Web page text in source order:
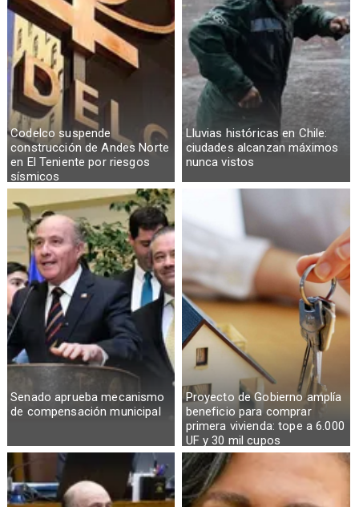
Codelco suspende
construcción de Andes Norte
en El Teniente por riesgos
sísmicos
Lluvias históricas en Chile:
ciudades alcanzan máximos
nunca vistos
Senado aprueba mecanismo
de compensación municipal
Proyecto de Gobierno amplía
beneficio para comprar
primera vivienda: tope a 6.000
UF y 30 mil cupos